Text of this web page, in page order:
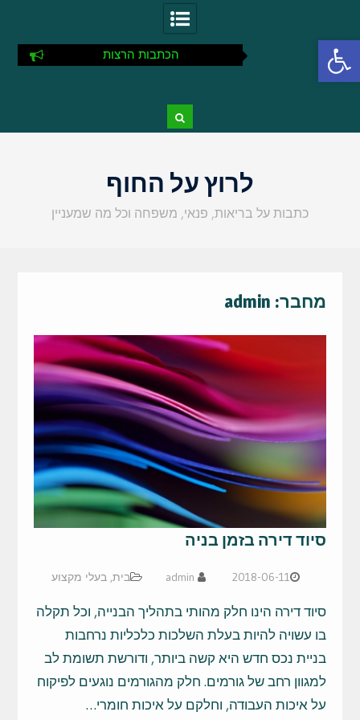
פתח סרגל נגישות הכתבות הרצות
לרוץ על החוף
כתבות על בריאות, פנאי, משפחה וכל מה שמעניין
מחבר: admin
סיוד דירה בזמן בניה
2018-06-11
admin בית, בעלי מקצוע
סיוד דירה הינו חלק מהותי בתהליך הבנייה, וכל תקלה
בו עשויה להיות בעלת השלכות כלכליות נרחבות
בניית נכס חדש היא קשה ביותר, ודורשת תשומת לב
למגוון רחב של גורמים. חלק מהגורמים נוגעים לפיקוח
על איכות העבודה, וחלקם על איכות חומרי…